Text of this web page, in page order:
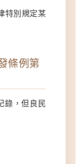
特別規定某
條例第
錄，但良民